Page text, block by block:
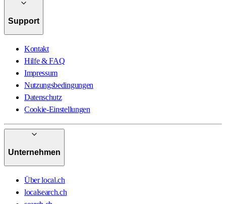
Support
Kontakt
Hilfe & FAQ
Impressum
Nutzungsbedingungen
Datenschutz
Cookie-Einstellungen
Unternehmen
Über local.ch
localsearch.ch